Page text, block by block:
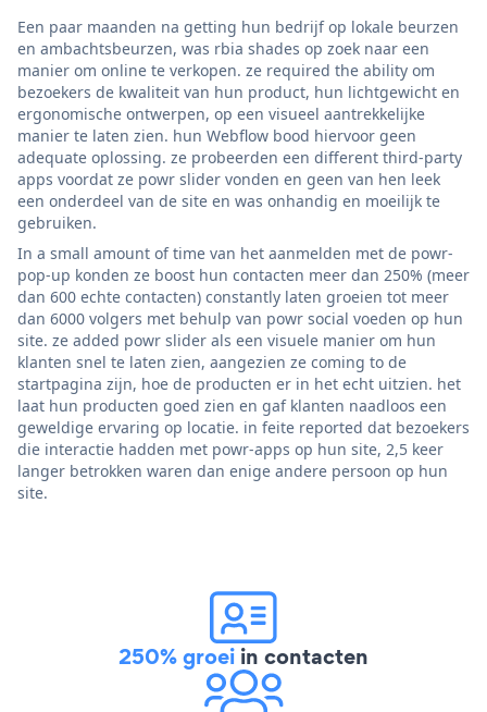
Een paar maanden na getting hun bedrijf op lokale beurzen
en ambachtsbeurzen, was rbia shades op zoek naar een
manier om online te verkopen. ze required the ability om
bezoekers de kwaliteit van hun product, hun lichtgewicht en
ergonomische ontwerpen, op een visueel aantrekkelijke
manier te laten zien. hun Webflow bood hiervoor geen
adequate oplossing. ze probeerden een different third-party
apps voordat ze powr slider vonden en geen van hen leek
een onderdeel van de site en was onhandig en moeilijk te
gebruiken.
In a small amount of time van het aanmelden met de powr-
pop-up konden ze boost hun contacten meer dan 250% (meer
dan 600 echte contacten) constantly laten groeien tot meer
dan 6000 volgers met behulp van powr social voeden op hun
site. ze added powr slider als een visuele manier om hun
klanten snel te laten zien, aangezien ze coming to de
startpagina zijn, hoe de producten er in het echt uitzien. het
laat hun producten goed zien en gaf klanten naadloos een
geweldige ervaring op locatie. in feite reported dat bezoekers
die interactie hadden met powr-apps op hun site, 2,5 keer
langer betrokken waren dan enige andere persoon op hun
site.
250% groei in contacten